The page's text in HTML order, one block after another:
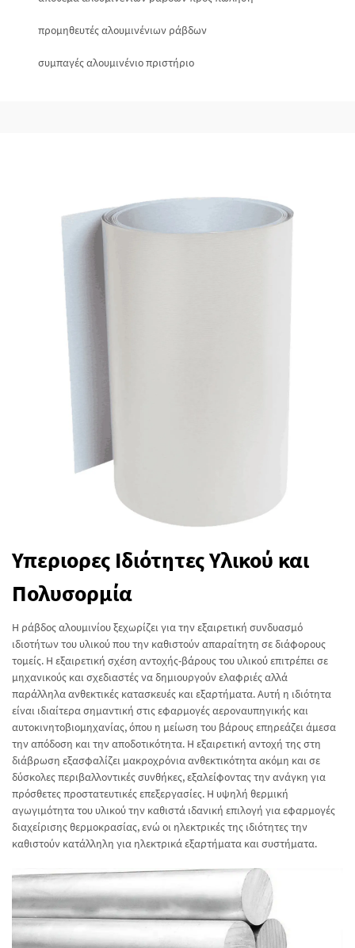
προμηθευτές αλουμινένιων ράβδων
συμπαγές αλουμινένιο πριστήριο
Υπεριορες Ιδιότητες Υλικού και
Πολυσορμία
Η ράβδος αλουμινίου ξεχωρίζει για την εξαιρετική συνδυασμό
ιδιοτήτων του υλικού που την καθιστούν απαραίτητη σε διάφορους
τομείς. Η εξαιρετική σχέση αντοχής-βάρους του υλικού επιτρέπει σε
μηχανικούς και σχεδιαστές να δημιουργούν ελαφριές αλλά
παράλληλα ανθεκτικές κατασκευές και εξαρτήματα. Αυτή η ιδιότητα
είναι ιδιαίτερα σημαντική στις εφαρμογές αεροναυπηγικής και
αυτοκινητοβιομηχανίας, όπου η μείωση του βάρους επηρεάζει άμεσα
την απόδοση και την αποδοτικότητα. Η εξαιρετική αντοχή της στη
διάβρωση εξασφαλίζει μακροχρόνια ανθεκτικότητα ακόμη και σε
δύσκολες περιβαλλοντικές συνθήκες, εξαλείφοντας την ανάγκη για
πρόσθετες προστατευτικές επεξεργασίες. Η υψηλή θερμική
αγωγιμότητα του υλικού την καθιστά ιδανική επιλογή για εφαρμογές
διαχείρισης θερμοκρασίας, ενώ οι ηλεκτρικές της ιδιότητες την
καθιστούν κατάλληλη για ηλεκτρικά εξαρτήματα και συστήματα.